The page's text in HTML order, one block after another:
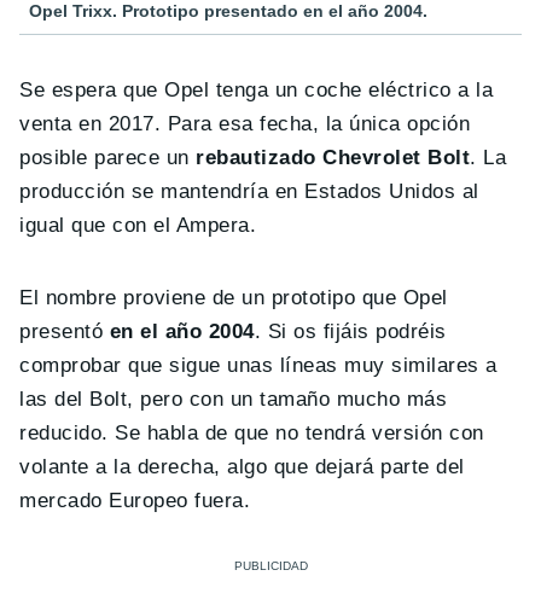
Opel Trixx. Prototipo presentado en el año 2004.
Se espera que Opel tenga un coche eléctrico a la
venta en 2017. Para esa fecha, la única opción
posible parece un rebautizado Chevrolet Bolt. La
producción se mantendría en Estados Unidos al
igual que con el Ampera.
El nombre proviene de un prototipo que Opel
presentó en el año 2004. Si os fijáis podréis
comprobar que sigue unas líneas muy similares a
las del Bolt, pero con un tamaño mucho más
reducido. Se habla de que no tendrá versión con
volante a la derecha, algo que dejará parte del
mercado Europeo fuera.